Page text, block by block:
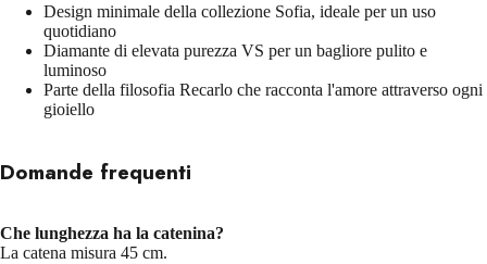
Design minimale della collezione Sofia, ideale per un uso
quotidiano
Diamante di elevata purezza VS per un bagliore pulito e
luminoso
Parte della filosofia Recarlo che racconta l'amore attraverso ogni
gioiello
Domande frequenti
Che lunghezza ha la catenina?
La catena misura 45 cm.